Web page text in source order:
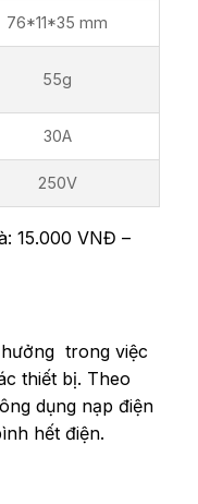
76*11*35 mm
55g
30A
250V
15.000 VNĐ –
trong việc
thiết bị. Theo
dụng nạp điện
hết điện.